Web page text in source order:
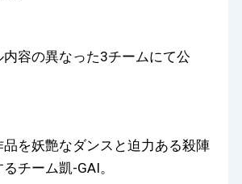
容の異なった3チームにて公
を妖艶なダンスと迫力ある殺陣
チーム凱-GAI。